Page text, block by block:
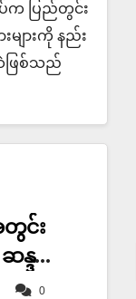
က ပြည်တွင်း
များကို နည်း
ဖြစ်သည်
တွင်း
န္ဒ
0